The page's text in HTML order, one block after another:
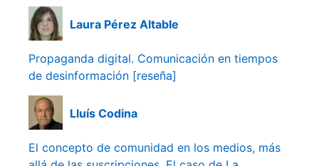
Laura Pérez Altable
Propaganda digital. Comunicación en tiempos
de desinformación [reseña]
Lluís Codina
El concepto de comunidad en los medios, más